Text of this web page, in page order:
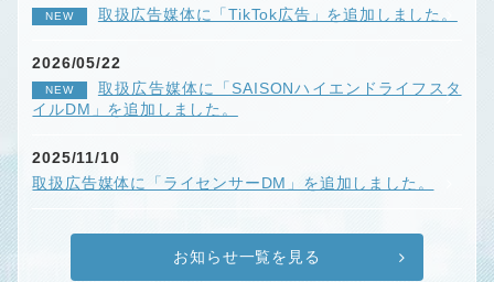
NEW 取扱広告媒体に「TikTok広告」を追加しました。
2026/05/22
NEW
取扱広告媒体に「SAISONハイエンドライフスタ
イルDM」を追加しました。
2025/11/10
取扱広告媒体に「ライセンサーDM」を追加しました。
お知らせ一覧を見る